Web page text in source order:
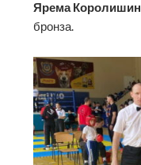
Ярема Королишин
бронза.